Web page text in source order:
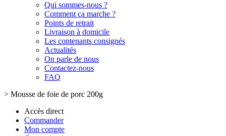
Qui sommes-nous ?
Comment ça marche ?
Points de retrait
Livraison à domicile
Les contenants consignés
Actualités
On parle de nous
Contactez-nous
FAQ
> Mousse de foie de porc 200g
Accès direct
Commander
Mon compte